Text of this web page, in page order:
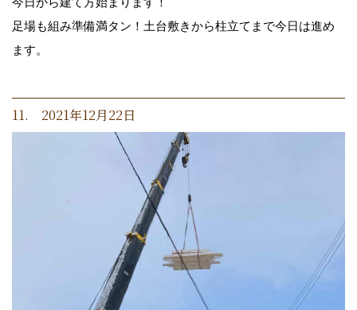
足場も組み準備満タン！土台敷きから柱立てまで今日は進め
ます。
11. 2021年12月22日